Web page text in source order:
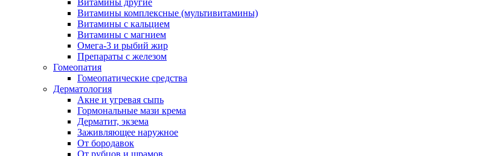
Витамины другие
Витамины комплексные (мультивитамины)
Витамины с кальцием
Витамины с магнием
Омега-3 и рыбий жир
Препараты с железом
Гомеопатия
Гомеопатические средства
Дерматология
Акне и угревая сыпь
Гормональные мази крема
Дерматит, экзема
Заживляющее наружное
От бородавок
От рубцов и шрамов